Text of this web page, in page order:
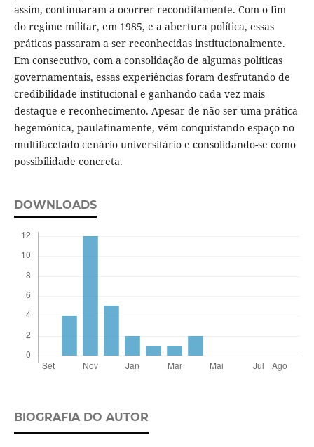
assim, continuaram a ocorrer reconditamente. Com o fim
do regime militar, em 1985, e a abertura política, essas
práticas passaram a ser reconhecidas institucionalmente.
Em consecutivo, com a consolidação de algumas políticas
governamentais, essas experiências foram desfrutando de
credibilidade institucional e ganhando cada vez mais
destaque e reconhecimento. Apesar de não ser uma prática
hegemônica, paulatinamente, vêm conquistando espaço no
multifacetado cenário universitário e consolidando-se como
possibilidade concreta.
DOWNLOADS
BIOGRAFIA DO AUTOR